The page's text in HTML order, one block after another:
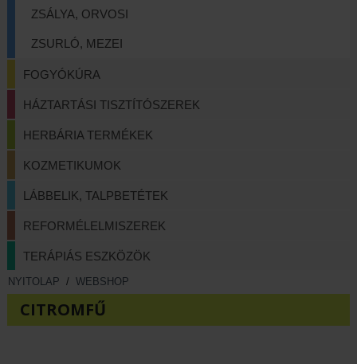
ZSÁLYA, ORVOSI
ZSURLÓ, MEZEI
FOGYÓKÚRA
HÁZTARTÁSI TISZTÍTÓSZEREK
HERBÁRIA TERMÉKEK
KOZMETIKUMOK
LÁBBELIK, TALPBETÉTEK
REFORMÉLELMISZEREK
TERÁPIÁS ESZKÖZÖK
NYITOLAP / WEBSHOP
CITROMFŰ